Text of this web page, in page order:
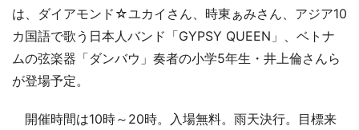
は、ダイアモンド☆ユカイさん、時東ぁみさん、アジア10
カ国語で歌う日本人バンド「GYPSY QUEEN」、ベトナ
ムの弦楽器「ダンバウ」奏者の小学5年生・井上倫さんら
が登場予定。
開催時間は10時～20時。入場無料。雨天決行。目標来